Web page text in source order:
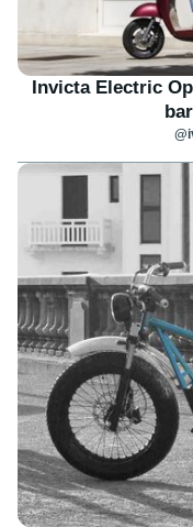
Invicta Electric